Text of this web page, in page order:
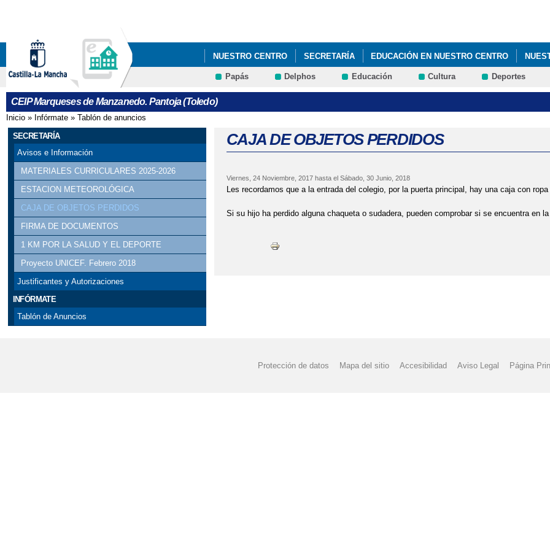
NUESTRO CENTRO SECRETARÍA EDUCACIÓN EN NUESTRO CENTRO
Papás Delphos Educación Cultura Deportes
CEIP Marqueses de Manzanedo. Pantoja (Toledo)
Se encuentra usted aquí
Inicio » Infórmate » Tablón de anuncios
SECRETARÍA
Avisos e Información
MATERIALES CURRICULARES 2025-2026
ESTACION METEOROLÓGICA
CAJA DE OBJETOS PERDIDOS
FIRMA DE DOCUMENTOS
1 KM POR LA SALUD Y EL DEPORTE
Proyecto UNICEF. Febrero 2018
Justificantes y Autorizaciones
INFÓRMATE
Tablón de Anuncios
CAJA DE OBJETOS PERDIDOS
Viernes, 24 Noviembre, 2017hasta el Sábado, 30 Junio, 2018
Les recordamos que a la entrada del colegio, por la puerta principal, hay una caja con
Si su hijo ha perdido alguna chaqueta o sudadera, pueden comprobar si se encuentra en
Protección de datos Mapa del sitio Accesibilidad Aviso Legal Página